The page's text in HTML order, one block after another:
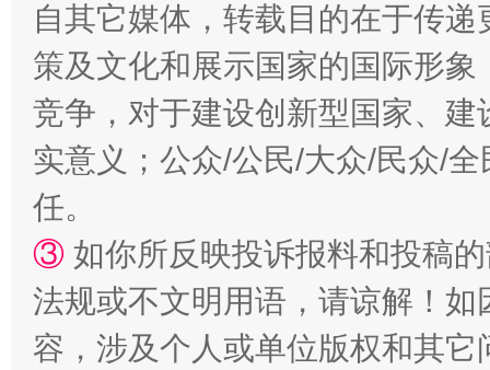
扯下公款旅游的“隐身衣” 如何以
“蜀中异人”王建安的艺术幻境
自其它媒体，转载目的在于传
策及文化和展示国家的国际形
竞争，对于建设创新型国家、
实意义；公众/公民/大众/民众/
任。
③ 如你所反映投诉报料和投稿
法规或不文明用语，请谅解！
容，涉及个人或单位版权和其它